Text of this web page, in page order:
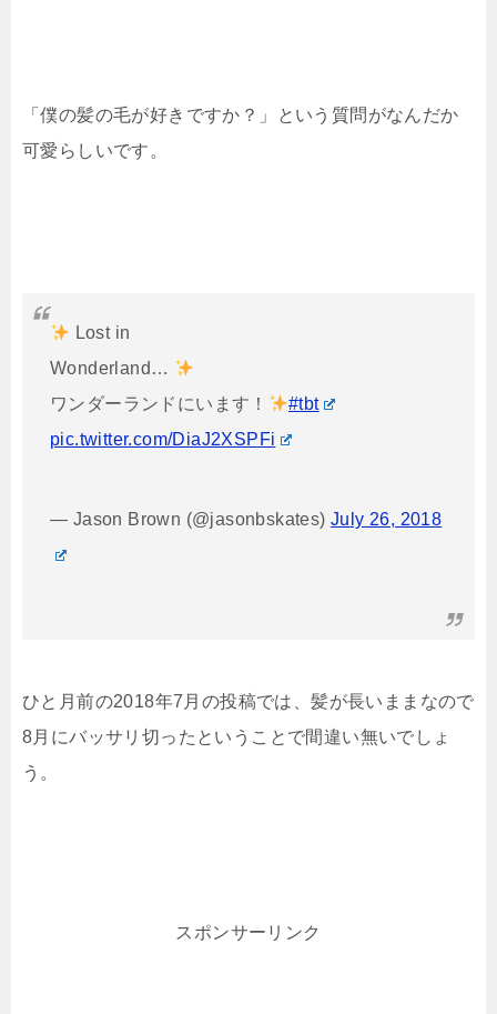
「僕の髪の毛が好きですか？」という質問がなんだか
可愛らしいです。
Lost in
Wonderland…
ワンダーランドにいます！
#tbt
pic.twitter.com/DiaJ2XSPFi
— Jason Brown (@jasonbskates) July 26, 2018
ひと月前の2018年7月の投稿では、髪が長いままなので
8月にバッサリ切ったということで間違い無いでしょ
う。
スポンサーリンク